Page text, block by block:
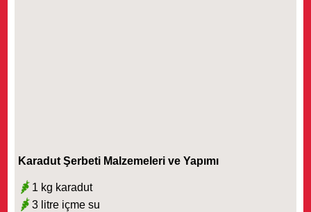
Karadut Şerbeti Malzemeleri ve Yapımı
1 kg karadut
3 litre içme su